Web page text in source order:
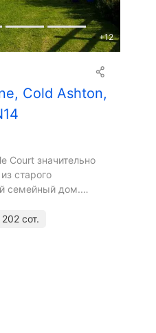
+12
Cold Ashton,
Court значительно
старого
семейный дом.
жи
202 сот.